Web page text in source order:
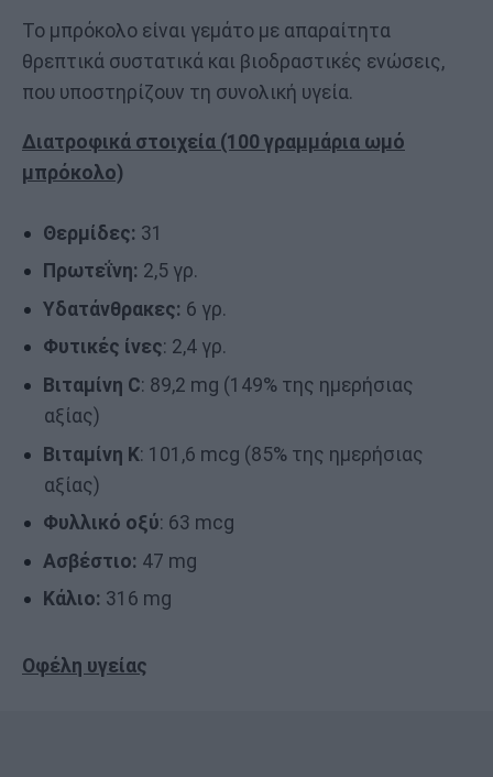
Το μπρόκολο είναι γεμάτο με απαραίτητα
θρεπτικά συστατικά και βιοδραστικές ενώσεις,
που υποστηρίζουν τη συνολική υγεία.
Διατροφικά στοιχεία (100 γραμμάρια ωμό
μπρόκολο)
Θερμίδες: 31
Πρωτεΐνη: 2,5 γρ.
Υδατάνθρακες: 6 γρ.
Φυτικές ίνες: 2,4 γρ.
Βιταμίνη C: 89,2 mg (149% της ημερήσιας
αξίας)
Βιταμίνη Κ: 101,6 mcg (85% της ημερήσιας
αξίας)
Φυλλικό οξύ: 63 mcg
Ασβέστιο: 47 mg
Κάλιο: 316 mg
Οφέλη υγείας